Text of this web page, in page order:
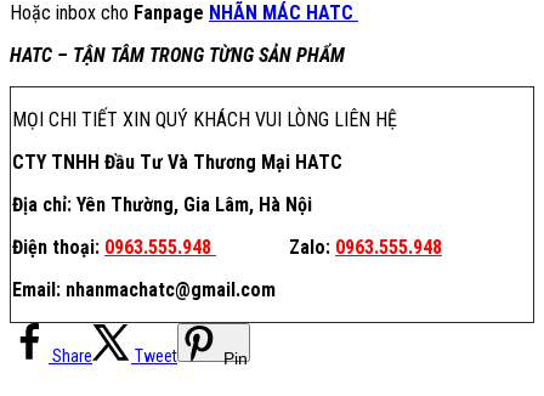
Hoặc inbox cho Fanpage NHÃN MÁC HATC
HATC – TẬN TÂM TRONG TỪNG SẢN PHẨM
MỌI CHI TIẾT XIN QUÝ KHÁCH VUI LÒNG LIÊN HỆ
CTY TNHH Đầu Tư Và Thương Mại HATC
Địa chỉ: Yên Thường, Gia Lâm, Hà Nội
Điện thoại: 0963.555.948 Zalo: 0963.555.948
Email: nhanmachatc@gmail.com
Share Tweet Pin